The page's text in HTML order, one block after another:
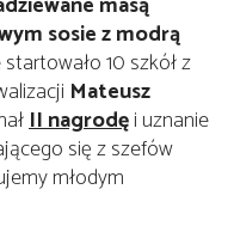
sosie z modrą
10 szkół z
Mateusz
II nagrodęi uznanie
się z szefów
młodym